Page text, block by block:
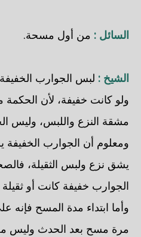
السائل : من أول مسحة.
الشيخ : لبس الجوارب
ولو كانت خفيفة، لأن
مشقة النزع واللبس، وليس
ومعلوم أن الجوارب الخفيفة
يشق نزع ولبس الثقيلة،
الجوارب خفيفة كانت أو ثقيلة
وأما ابتداء مدة المسح فإنه
مرة مسح بعد الحدث وليس